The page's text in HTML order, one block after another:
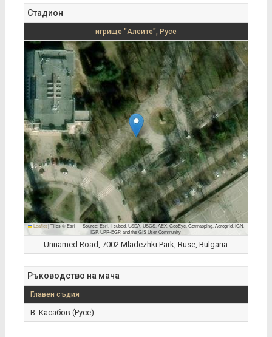
Стадион
игрище "Алеите", Русе
Leaflet |Tiles © Esri — Source: Esri, i-cubed, USDA, USGS, AEX, GeoEye, Getmapping, Aerogrid, IGN,
IGP, UPR-EGP, and the GIS User Community
Unnamed Road, 7002 Mladezhki Park, Ruse, Bulgaria
Ръководство на мача
Главен съдия
В. Касабов (Русе)